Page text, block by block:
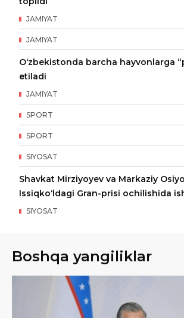
JAMIYAT
JAMIYAT
O‘zbekistonda barcha hayvonlarga
etiladi
JAMIYAT
SPORT
SPORT
SIYOSAT
Shavkat Mirziyoyev va Markaziy
Issiqko‘ldagi Gran-prisi ochilishida
SIYOSAT
Boshqa yangiliklar